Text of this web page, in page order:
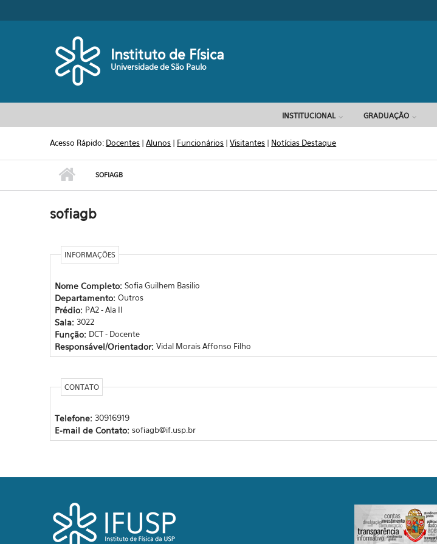
Instituto de Física
Universidade de São Paulo
INSTITUCIONAL GRADUAÇÃO
Acesso Rápido: Docentes |Alunos | Funcionários |Visitantes | Notícias Destaque
SOFIAGB
sofiagb
INFORMAÇÕES
Nome Completo: Sofia Guilhem Basilio
Departamento: Outros
Prédio: PA2 - Ala II
Sala: 3022
Função: DCT - Docente
Responsável/Orientador: Vidal Morais Affonso Filho
CONTATO
Telefone: 30916919
E-mail de Contato: sofiagb@if.usp.br